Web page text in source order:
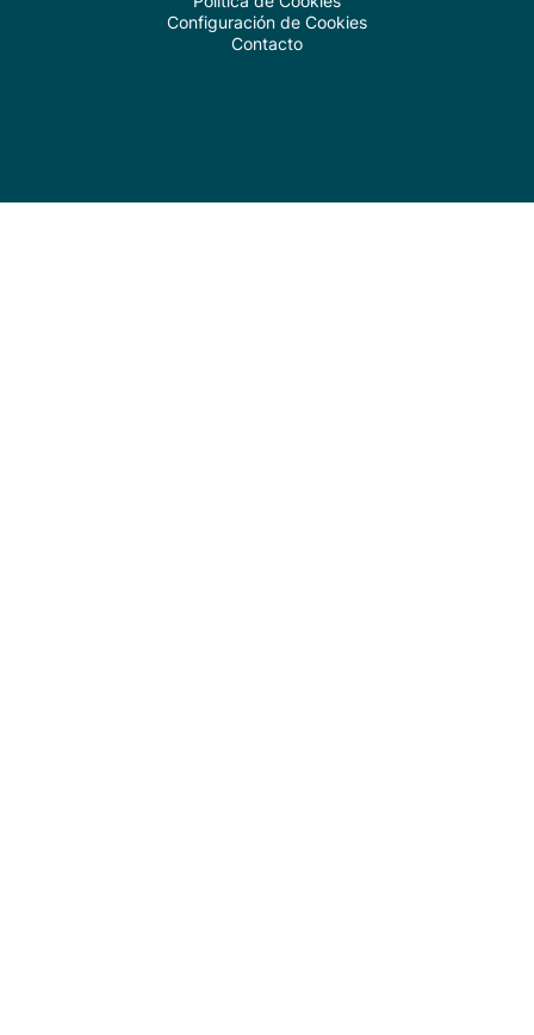
Configuración de Cookies
Contacto